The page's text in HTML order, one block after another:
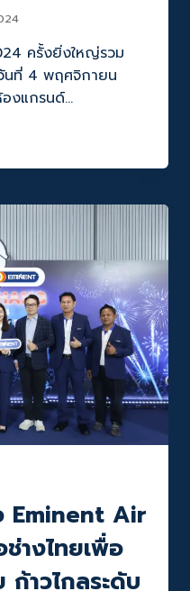
ครั้งยิ่งใหญ่รวม
นที่ 4 พฤศจิกายน
งแกรนด์…
Eminent Air
างไทยเพื่อ
าวไกลระดับ